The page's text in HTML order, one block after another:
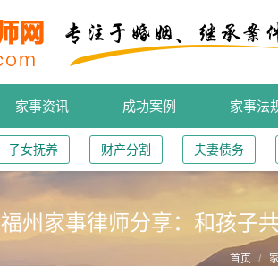
家事资讯 成功案例 家事法
子女抚养 财产分割 夫妻债务
福州家事律师分享：和孩子
首页